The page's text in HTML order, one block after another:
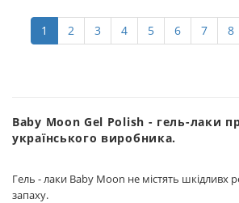
1 2 3 4 5 6 7 8
Baby Moon Gel Polish - гель-лаки
українського виробника.
Гель - лаки Baby Moon не містять шкідливх
запаху.